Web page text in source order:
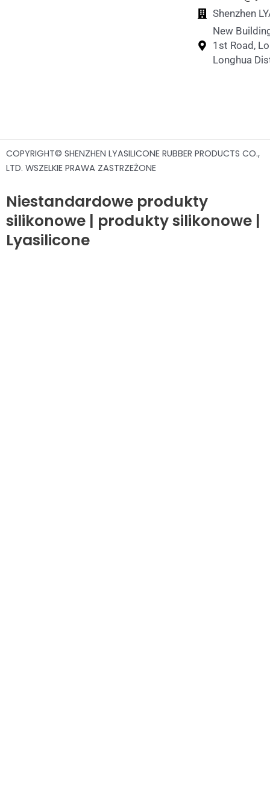
Silikonowa butelka na wodę dla zwierzątShenzhen
New
1st Road,
Longhua
COPYRIGHT© SHENZHEN LYASILICONE RUBBER PRODUCTS CO.,
LTD. WSZELKIE PRAWA ZASTRZEŻONE
Niestandardowe produkty
silikonowe | produkty silikonowe |
Lyasilicone